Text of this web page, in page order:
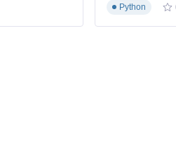
同平台的历史影像资料。通过
Python